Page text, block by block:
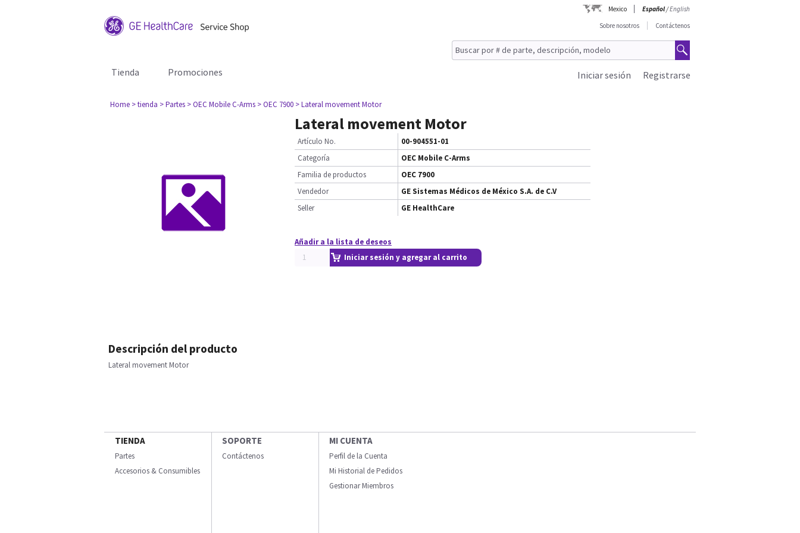
Mexico Español/English
Sobre nosotros
Contáctenos
Tienda Promociones Registrarse
Iniciar sesión
Home > tienda > Partes > OEC Mobile C-Arms > OEC 7900 > Lateral movement Motor
Lateral movement Motor
Artículo No.
00-904551-01
Categoría
OEC Mobile C-Arms
Familia de productos
OEC 7900
Vendedor
GE Sistemas Médicos de México S.A. de C.V
Seller
GE HealthCare
Añadir a la lista de deseos
Iniciar sesión y agregar al carrito
Descripción del producto
Lateral movement Motor
TIENDA
Partes
Accesorios & Consumibles
SOPORTE
Contáctenos
MI CUENTA
Perfil de la Cuenta
Mi Historial de Pedidos
Gestionar Miembros